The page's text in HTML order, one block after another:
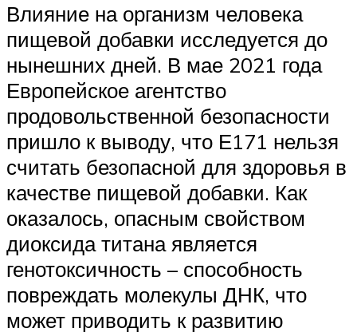
Влияние на организм человека
пищевой добавки исследуется до
нынешних дней. В мае 2021 года
Европейское агентство
продовольственной безопасности
пришло к выводу, что Е171 нельзя
считать безопасной для здоровья в
качестве пищевой добавки. Как
оказалось, опасным свойством
диоксида титана является
генотоксичность – способность
повреждать молекулы ДНК, что
может приводить к развитию